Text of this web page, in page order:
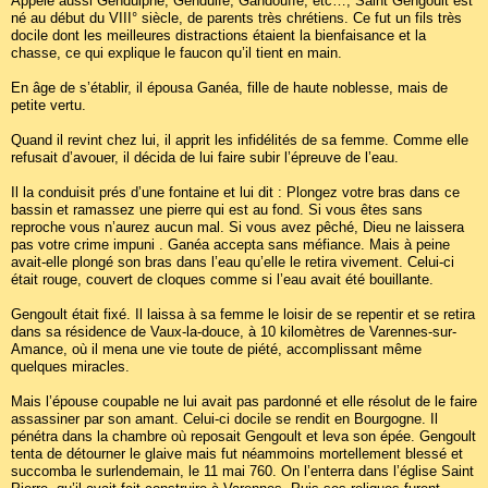
né au début du VIII° siècle, de parents très chrétiens. Ce fut un fils très
docile dont les meilleures distractions étaient la bienfaisance et la
chasse, ce qui explique le faucon qu’il tient en main.
En âge de s’établir, il épousa Ganéa, fille de haute noblesse, mais de
petite vertu.
Quand il revint chez lui, il apprit les infidélités de sa femme. Comme elle
refusait d’avouer, il décida de lui faire subir l’épreuve de l’eau.
Il la conduisit prés d’une fontaine et lui dit : Plongez votre bras dans ce
bassin et ramassez une pierre qui est au fond. Si vous êtes sans
reproche vous n’aurez aucun mal. Si vous avez pêché, Dieu ne laissera
pas votre crime impuni . Ganéa accepta sans méfiance. Mais à peine
avait-elle plongé son bras dans l’eau qu’elle le retira vivement. Celui-ci
était rouge, couvert de cloques comme si l’eau avait été bouillante.
Gengoult était fixé. Il laissa à sa femme le loisir de se repentir et se retira
dans sa résidence de Vaux-la-douce, à 10 kilomètres de Varennes-sur-
Amance, où il mena une vie toute de piété, accomplissant même
quelques miracles.
Mais l’épouse coupable ne lui avait pas pardonné et elle résolut de le faire
assassiner par son amant. Celui-ci docile se rendit en Bourgogne. Il
pénétra dans la chambre où reposait Gengoult et leva son épée. Gengoult
tenta de détourner le glaive mais fut néammoins mortellement blessé et
succomba le surlendemain, le 11 mai 760. On l’enterra dans l’église Saint